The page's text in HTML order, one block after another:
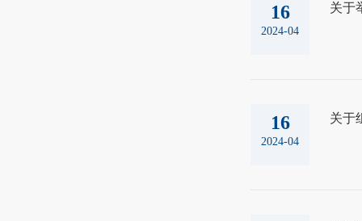
16
2024-04
关于
16
2024-04
关于